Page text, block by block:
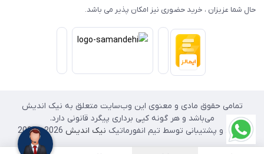
حال شما عزیزان ، خرید حضوری نیز امکان پذیر می باشد.
تمامی حقوق مادی و معنوی این وب‌سایت متعلق به نیک اندیش
می‌باشد و هر گونه کپی برداری پیگرد قانونی دارد.
طراحی و پشتیبانی توسط تیم انفورماتیک نیک اندیش 2026 - 2025